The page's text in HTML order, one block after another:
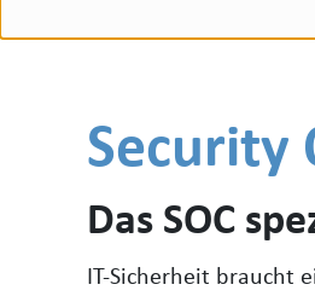
Security
Das SOC
IT-Sicherheit braucht